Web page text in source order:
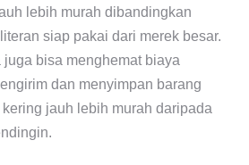
lebih murah dibandingkan
siap pakai dari merek besar.
juga bisa menghemat biaya
dan menyimpan barang
jauh lebih murah daripada